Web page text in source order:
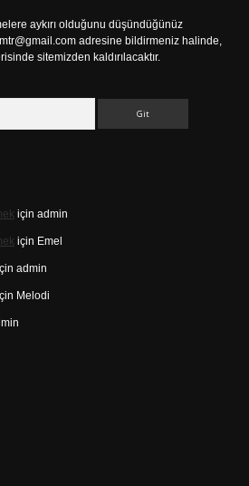
aykırı olduğunu düşündüğünüz
adresine bildirmeniz halinde,
sitemizden kaldırılacaktır.
için admin
için Emel
admin
Melodi